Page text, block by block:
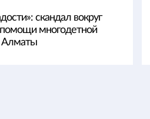
скандал вокруг
многодетной
Алматы